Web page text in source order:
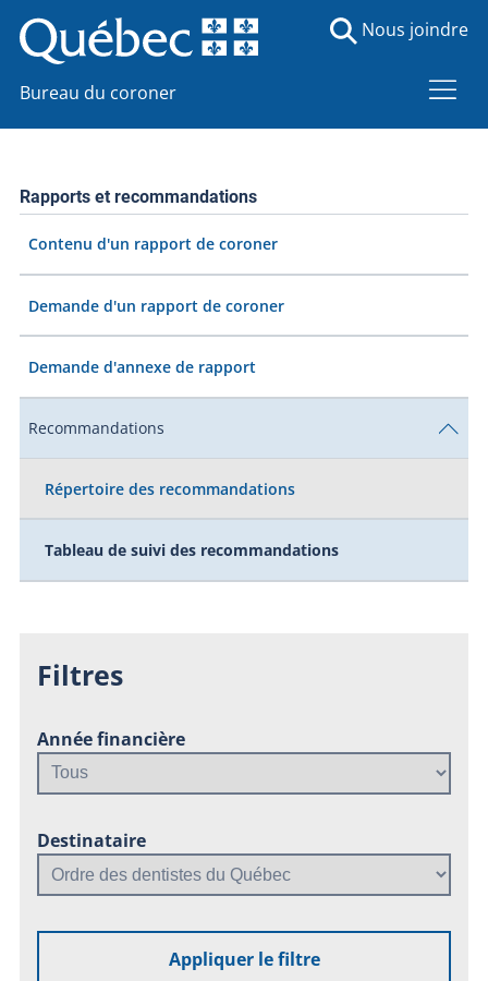
Bureau du coroner
Nous joindre
Rapports et recommandations
Contenu d'un rapport de coroner
Demande d'un rapport de coroner
Demande d'annexe de rapport
Recommandations
Répertoire des recommandations
Tableau de suivi des recommandations
Filtres
Année financière
Destinataire
Appliquer le filtre